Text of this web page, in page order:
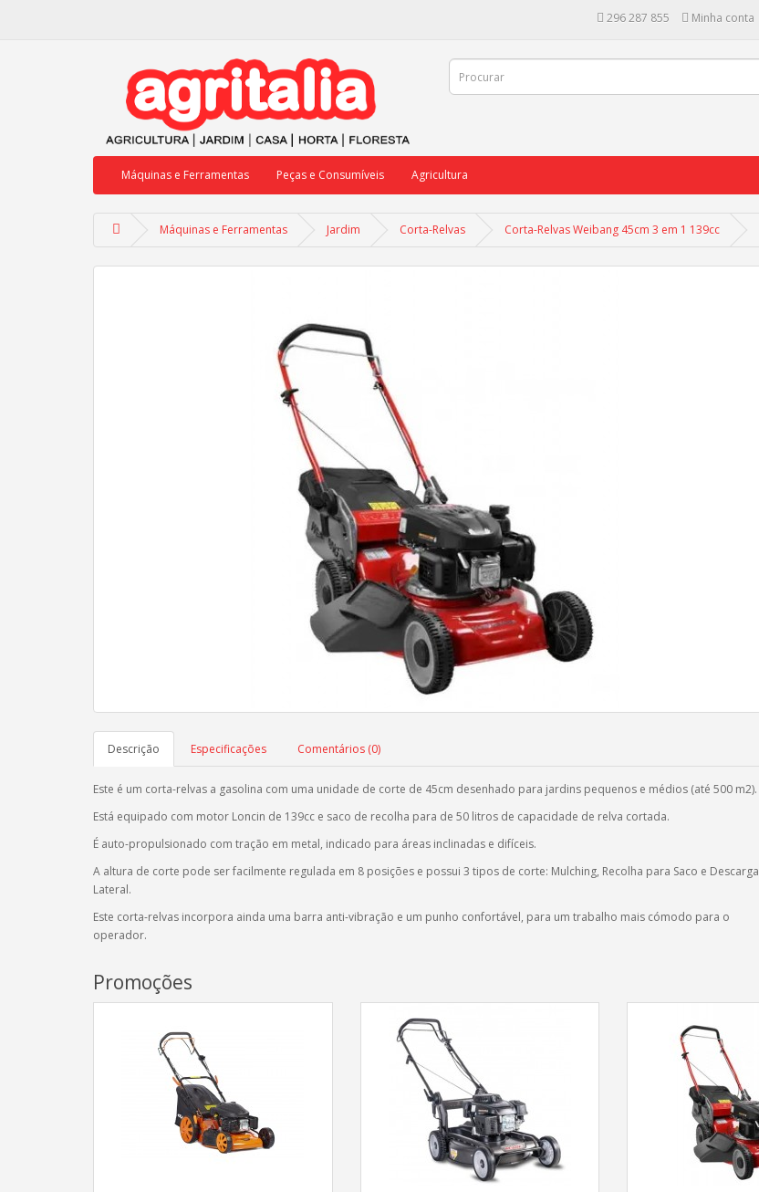
296 287 855 Minha conta
Máquinas e Ferramentas Peças e Consumíveis Agricultura
Máquinas e Ferramentas Jardim Corta-Relvas Corta-Relvas Weibang 45cm 3 em 1 139cc
Descrição Especificações Comentários (0)
Este é um corta-relvas a gasolina com uma unidade de corte de 45cm desenhado para jardins pequenos e médios (até 500 m2).
Está equipado com motor Loncin de 139cc e saco de recolha para de 50 litros de capacidade de relva cortada.
É auto-propulsionado com tração em metal, indicado para áreas inclinadas e difíceis.
A altura de corte pode ser facilmente regulada em 8 posições e possui 3 tipos de corte: Mulching, Recolha para Saco e Descarga
Lateral.
Este corta-relvas incorpora ainda uma barra anti-vibração e um punho confortável, para um trabalho mais cómodo para o
operador.
Promoções